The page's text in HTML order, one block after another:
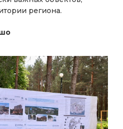
региона.